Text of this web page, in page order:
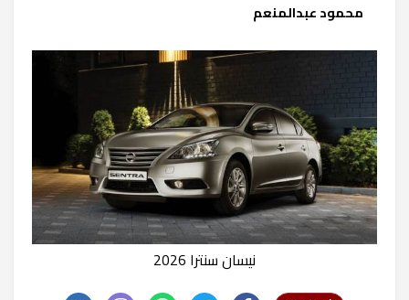
محمود عبدالمنعم
نيسان سنترا 2026